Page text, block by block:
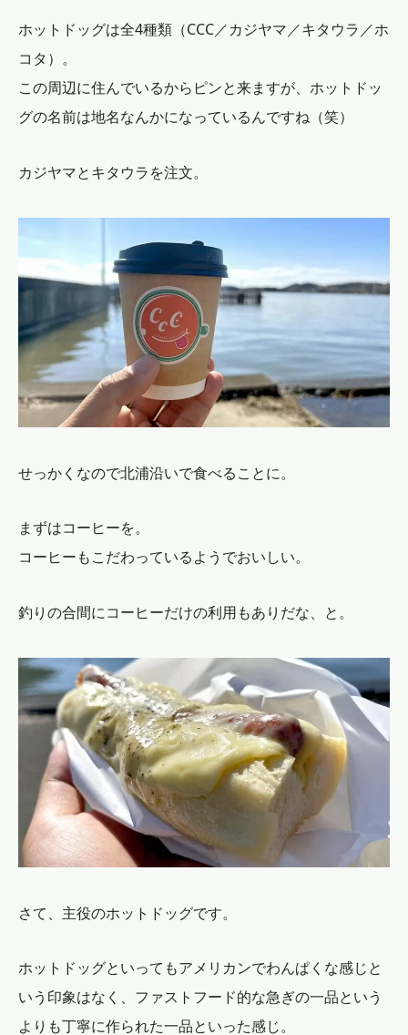
ホットドッグは全4種類（CCC／カジヤマ／キタウラ／ホ
コタ）。
この周辺に住んでいるからピンと来ますが、ホットドッ
グの名前は地名なんかになっているんですね（笑）
カジヤマとキタウラを注文。
せっかくなので北浦沿いで食べることに。
まずはコーヒーを。
コーヒーもこだわっているようでおいしい。
釣りの合間にコーヒーだけの利用もありだな、と。
さて、主役のホットドッグです。
ホットドッグといってもアメリカンでわんぱくな感じと
いう印象はなく、ファストフード的な急ぎの一品という
よりも丁寧に作られた一品といった感じ。